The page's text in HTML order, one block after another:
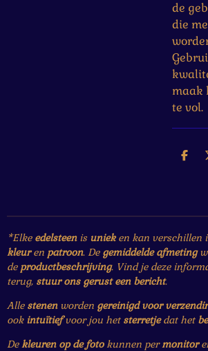
de
die
maak
te vol.
D
*Elke edelsteenis unieken kan verschillen
kleuren patroon. De gemiddelde afmeting
de productbeschrijving. Vind je deze
terug, stuur ons gerust een bericht.
Alle stenenworden gereinigd voor
ook intuïtiefvoor jou het sterretjedat het
Dekleuren op de fotokunnen permonitor